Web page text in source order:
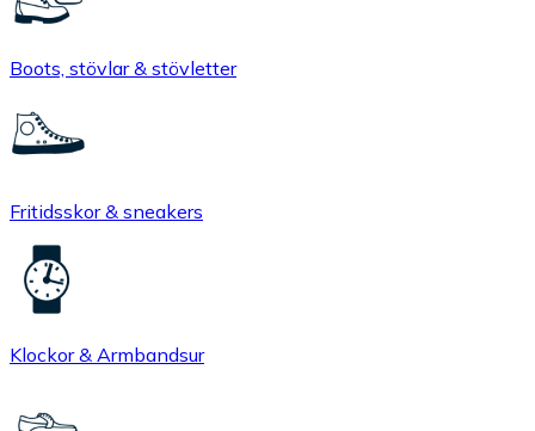
Boots, stövlar & stövletter
Fritidsskor & sneakers
Klockor & Armbandsur